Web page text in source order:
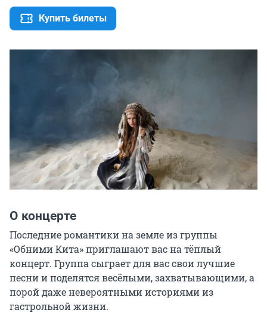
Купить билеты
О концерте
Последние романтики на земле из группы
«Обними Кита» приглашают вас на тёплый
концерт. Группа сыграет для вас свои лучшие
песни и поделятся весёлыми, захватывающими, а
порой даже невероятными историями из
гастрольной жизни.